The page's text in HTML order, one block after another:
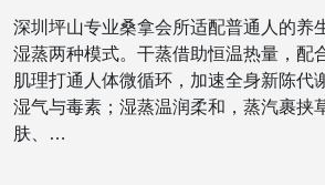
深圳坪山专业桑拿会所适配普通人的养
湿蒸两种模式。干蒸借助恒温热量，配
肌理打通人体微循环，加速全身新陈代
湿气与毒素；湿蒸温润柔和，蒸汽裹挟
肤、…